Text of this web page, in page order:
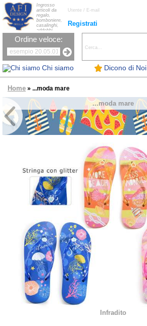
Chi siamo Dicono di Noi
Registrati
Ingrosso
articoli da
regalo,
bomboniere,
casalinghi,
addobbi
natalizi, nastri,
oggettistica,
la tavola, fiori
artificiali e
candele.
Ordine veloce:
Home » ...moda mare
...moda mare
Infradito